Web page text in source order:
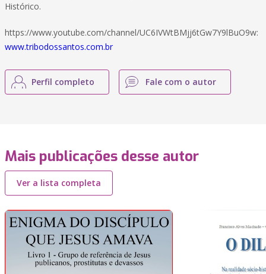
Histórico.
https://www.youtube.com/channel/UC6IVWtBMjj6tGw7Y9lBuO9w:
www.tribodossantos.com.br
Perfil completo Fale com o autor
Mais publicações desse autor
Ver a lista completa